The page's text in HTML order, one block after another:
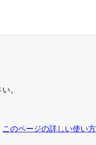
。
このページの詳しい使い方